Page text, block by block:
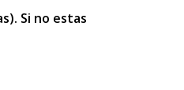
Si no estas